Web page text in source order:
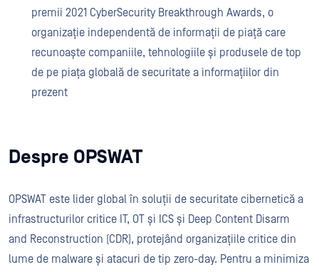
premii 2021 CyberSecurity Breakthrough Awards, o
organizație independentă de informații de piață care
recunoaște companiile, tehnologiile și produsele de top
de pe piața globală de securitate a informațiilor din
prezent
Despre OPSWAT
OPSWAT este lider global în soluții de securitate cibernetică a
infrastructurilor critice IT, OT și ICS și Deep Content Disarm
and Reconstruction (CDR), protejând organizațiile critice din
lume de malware și atacuri de tip zero-day. Pentru a minimiza